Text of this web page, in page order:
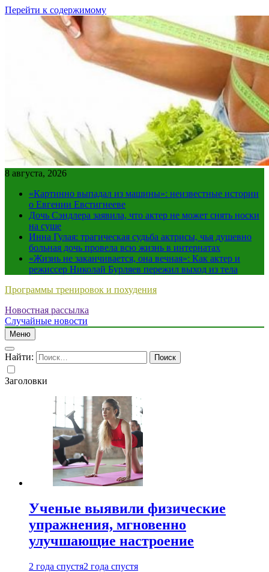
Перейти к содержимому
8 августа, 2026
«Картинно выпадал из машины»: неизвестные истории
о Евгении Евстигнееве
Дочь Сэндлера заявила, что актер не может снять носки
на суше
Инна Гулая: трагическая судьба актрисы, чья душевно
больная дочь провела всю жизнь в интернатах
«Жизнь не заканчивается, она вечная»: Как актер и
режиссер Николай Бурляев пережил выход из тела
Программы тренировок и похудения
Новостная рассылка
Случайные новости
Меню
Найти:
Заголовки
Ученые выявили физические
упражнения, мгновенно
улучшающие настроение
2 года спустя2 года спустя